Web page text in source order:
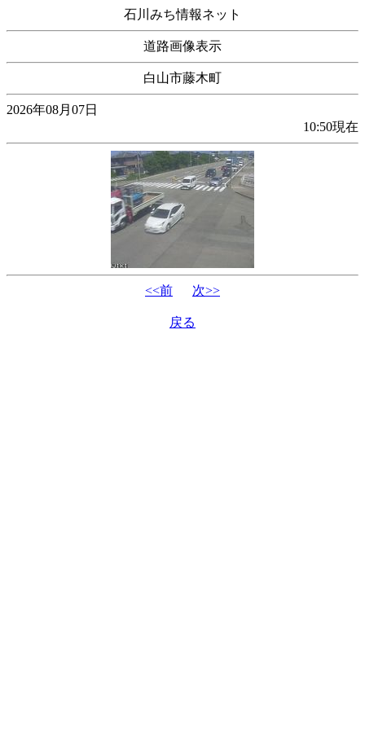
石川みち情報ネット
道路画像表示
白山市藤木町
2026年08月07日
10:50現在
<<前 次>>
戻る